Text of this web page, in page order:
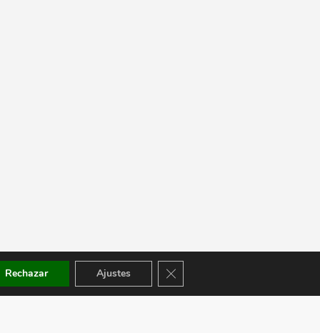
Rechazar Ajustes Cerrar el banner de cookies RGPD